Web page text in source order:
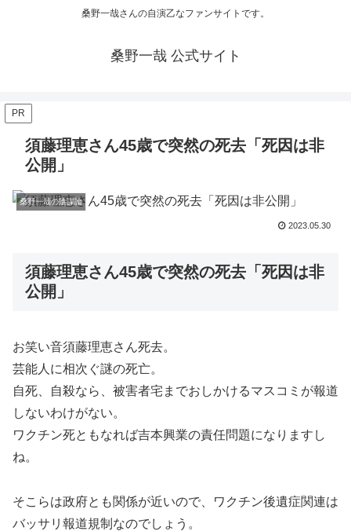
桑野一哉さんの自演乙なファンサイトです。
桑野一哉 公式サイト
PR
須藤理恵さん45歳で突然の死去「死因は非
公開」
桑野一哉の陰謀論
2023.05.30
須藤理恵さん45歳で突然の死去「死因は非
公開」
お笑い音須藤理恵さん死去。
芸能人に相次ぐ謎の死亡。
自死、自殺なら、被害者宅までおしかけるマスコミが報道
しないわけがない。
ワクチン死ともなれば吉本興業の責任問題になりますし
ね。
そこらは政府とも関係が近いので、ワクチン後遺症関連は
バッサリ報道規制なのでしょう。